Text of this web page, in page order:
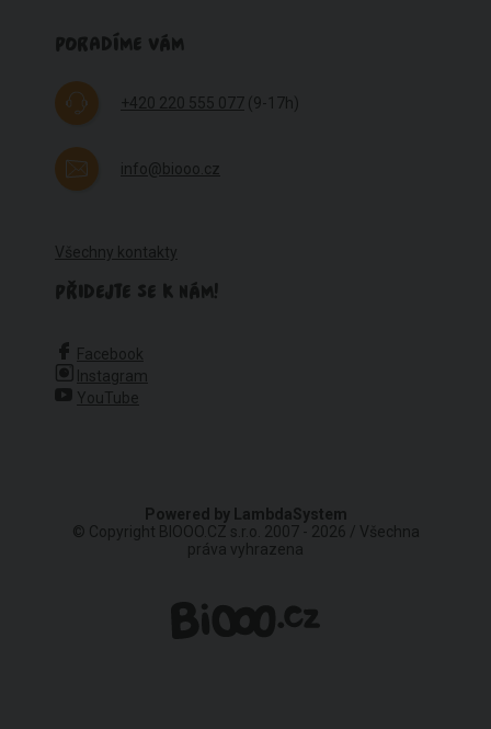
PORADÍME VÁM
+420 220 555 077 (9-17h)
info@biooo.cz
Všechny kontakty
PŘIDEJTE SE K NÁM!
Facebook
Instagram
YouTube
Powered by
LambdaSystem
© Copyright BIOOO.CZ s.r.o. 2007 - 2026 / Všechna
práva vyhrazena